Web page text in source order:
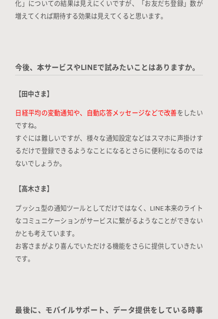
化」についての結果は見えにくいですが、「お友だち登録」数が
増えてくれば期待する効果は見えてくると思います。
今後、本サービスやLINEで試みたいことはありますか。
【田中さま】
日経平均の変動通知や、自動応答メッセージなどで改善をしたい
ですね。
すぐには難しいですが、様々な通知設定などはスマホに声掛けす
るだけで登録できるようなことになるとさらに便利になるのでは
ないでしょうか。
【高木さま】
プッシュ型の通知ツールとしてだけではなく、LINE本来のライト
なコミュニケーションがサービスに繋がるようなことができない
かとも考えています。
お客さまがより喜んでいただける機能をさらに提供していきたい
です。
最後に、モバイルサポート、データ提供をしている時事